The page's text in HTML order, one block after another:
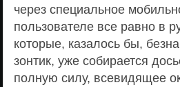
через специальное
пользователе все равно в
которые, казалось бы,
зонтик, уже собирается
полную силу, всевидящее